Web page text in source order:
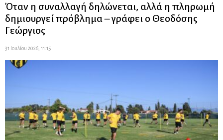
Όταν η συναλλαγή δηλώνεται, αλλά η πληρωμή
δημιουργεί πρόβλημα – γράφει ο Θεοδόσης
Γεώργιος
31 Ιουλίου 2026, 11:15